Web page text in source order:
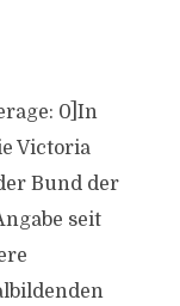
0]In
Victoria
Bund der
seit